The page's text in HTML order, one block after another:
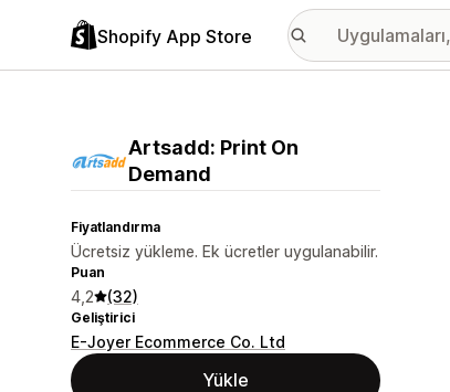
Shopify App Store
Artsadd: Print On
Demand
Fiyatlandırma
Ücretsiz yükleme. Ek ücretler uygulanabilir.
Puan
4,2 (32)
Geliştirici
E-Joyer Ecommerce Co. Ltd
Yükle